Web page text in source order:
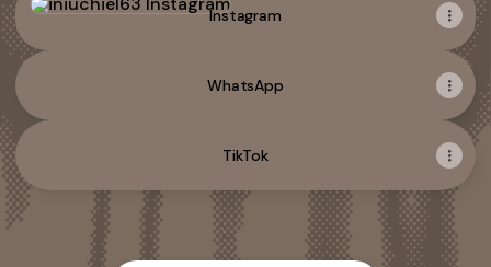
Instagram
WhatsApp
TikTok